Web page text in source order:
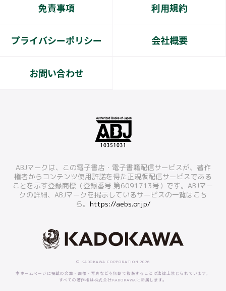
免責事項 利用規約
プライバシーポリシー 会社概要
お問い合わせ
ABJマークは、この電子書店・電子書籍配信サービスが、著作
権者からコンテンツ使用許諾を得た正規版配信サービスである
ことを示す登録商標（登録番号 第6091713号）です。ABJマー
クの詳細、ABJマークを掲示しているサービスの一覧はこち
ら。 https://aebs.or.jp/
© KADOKAWA CORPORATION 2026
本ホームページに掲載の文章・画像・写真などを無断で複製することは法律上禁じられています。
すべての著作権は株式会社KADOKAWAに帰属します。